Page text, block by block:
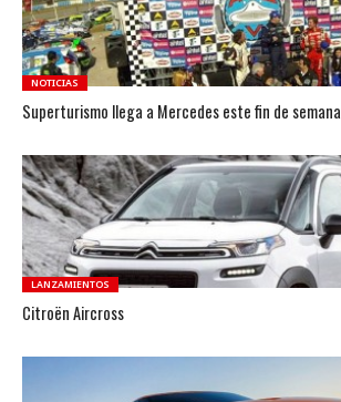
NOTICIAS
Superturismo llega a Mercedes este fin de semana
LANZAMIENTOS
Citroën Aircross